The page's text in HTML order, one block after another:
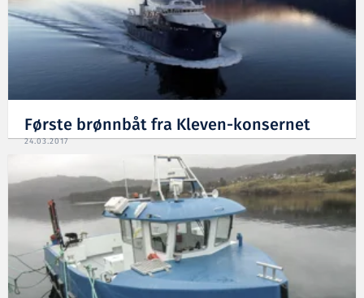
Første brønnbåt fra Kleven-konsernet
24.03.2017